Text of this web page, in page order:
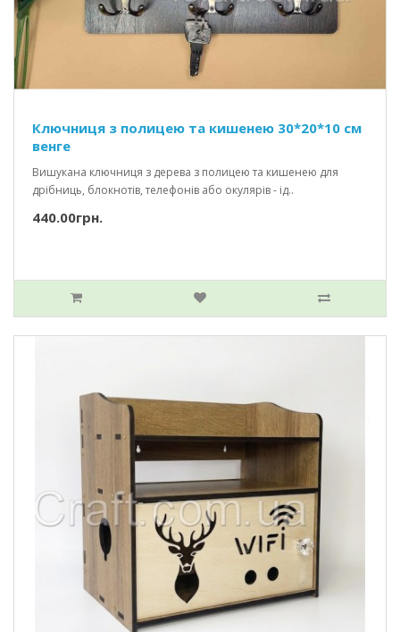
Ключниця з полицею та кишенею 30*20*10 см
венге
Вишукана ключниця з дерева з полицею та кишенею для
дрібниць, блокнотів, телефонів або окулярів - ід..
440.00грн.